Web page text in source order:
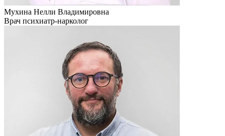
Мухина Нелли Владимировна
Врач психиатр-нарколог